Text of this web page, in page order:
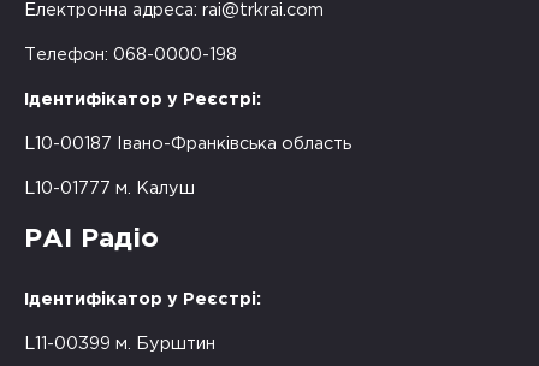
Електронна адреса: rai@trkrai.com
Телефон: 068-0000-198
Ідентифікатор у Реєстрі:
L10-00187 Івано-Франківська область
L10-01777 м. Калуш
РАІ Радіо
Ідентифікатор у Реєстрі:
L11-00399 м. Бурштин